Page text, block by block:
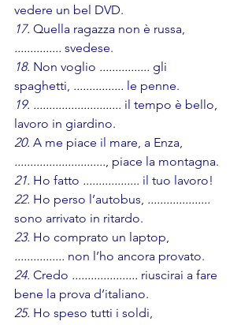
vedere un bel DVD.
17. Quella ragazza non è russa,
............... svedese.
18. Non voglio ................ gli
spaghetti, ................ le penne.
19. ............................ il tempo è bello,
lavoro in giardino.
20. A me piace il mare, a Enza,
............................., piace la montagna.
21. Ho fatto .................. il tuo lavoro!
22. Ho perso l’autobus, ....................
sono arrivato in ritardo.
23. Ho comprato un laptop,
................ non l’ho ancora provato.
24. Credo ..................... riuscirai a fare
bene la prova d’italiano.
25. Ho speso tutti i soldi,